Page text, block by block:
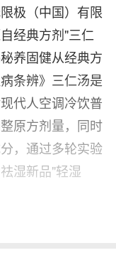
极（中国）有限
经典方剂"三仁
养固健从经典方
条辨》三仁汤是
代人空调冷饮普
原方剂量，同时
，通过多轮实验
湿新品"轻湿